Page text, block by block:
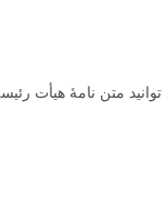
متن نامۀ هیأت